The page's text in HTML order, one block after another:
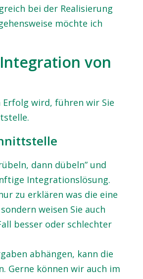
bei der Realisierung
möchte ich
von
wird, führen wir Sie
dann dübeln” und
Integrationslösung.
zu erklären was die eine
weisen Sie auch
besser oder schlechter
abhängen, kann die
Gerne können wir auch im